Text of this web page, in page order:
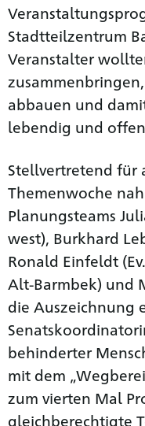
Stadtteilzentrum
Veranstalter
abbauen und
lebendig und
Stellvertretend für
Themenwoche
Planungsteams
west), Burkhard
Ronald Einfeldt
Alt-Barmbek) und
die Auszeichnung
behinderter
mit dem
zum vierten Mal
gleichberechtigte